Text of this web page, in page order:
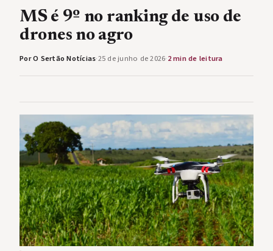
MS é 9º no ranking de uso de
drones no agro
Por O Sertão Notícias·25 de junho de 2026·2 min de leitura